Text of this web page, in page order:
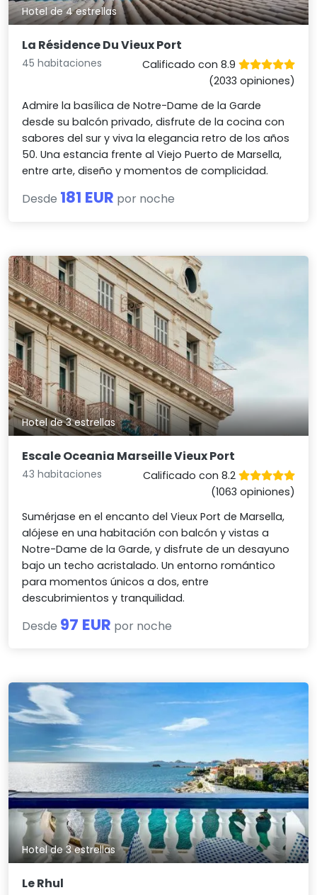
Hotel de 4 estrellas
La Résidence Du Vieux Port
45 habitaciones
Calificado con 8.9
(2033 opiniones)
Admire la basílica de Notre-Dame de la Garde
desde su balcón privado, disfrute de la cocina con
sabores del sur y viva la elegancia retro de los años
50. Una estancia frente al Viejo Puerto de Marsella,
entre arte, diseño y momentos de complicidad.
Desde 181 EUR por noche
Hotel de 3 estrellas
Escale Oceania Marseille Vieux Port
43 habitaciones
Calificado con 8.2
(1063 opiniones)
Sumérjase en el encanto del Vieux Port de Marsella,
alójese en una habitación con balcón y vistas a
Notre-Dame de la Garde, y disfrute de un desayuno
bajo un techo acristalado. Un entorno romántico
para momentos únicos a dos, entre
descubrimientos y tranquilidad.
Desde 97 EUR por noche
Hotel de 3 estrellas
Le Rhul